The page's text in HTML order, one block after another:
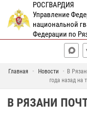
РОСГВАРДИЯ
Управление
национальной
Федерации по
Главная Новости
В
года назад на
В РЯЗАНИ